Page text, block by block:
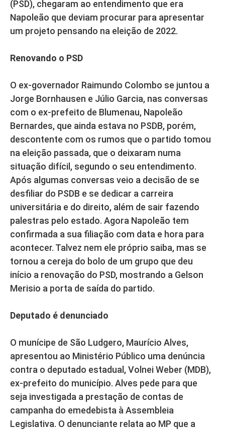
(PSD), chegaram ao entendimento que era
Napoleão que deviam procurar para apresentar
um projeto pensando na eleição de 2022.
Renovando o PSD
O ex-governador Raimundo Colombo se juntou a
Jorge Bornhausen e Júlio Garcia, nas conversas
com o ex-prefeito de Blumenau, Napoleão
Bernardes, que ainda estava no PSDB, porém,
descontente com os rumos que o partido tomou
na eleição passada, que o deixaram numa
situação difícil, segundo o seu entendimento.
Após algumas conversas veio a decisão de se
desfiliar do PSDB e se dedicar a carreira
universitária e do direito, além de sair fazendo
palestras pelo estado. Agora Napoleão tem
confirmada a sua filiação com data e hora para
acontecer. Talvez nem ele próprio saiba, mas se
tornou a cereja do bolo de um grupo que deu
início a renovação do PSD, mostrando a Gelson
Merisio a porta de saída do partido.
Deputado é denunciado
O munícipe de São Ludgero, Maurício Alves,
apresentou ao Ministério Público uma denúncia
contra o deputado estadual, Volnei Weber (MDB),
ex-prefeito do município. Alves pede para que
seja investigada a prestação de contas de
campanha do emedebista à Assembleia
Legislativa. O denunciante relata ao MP que a